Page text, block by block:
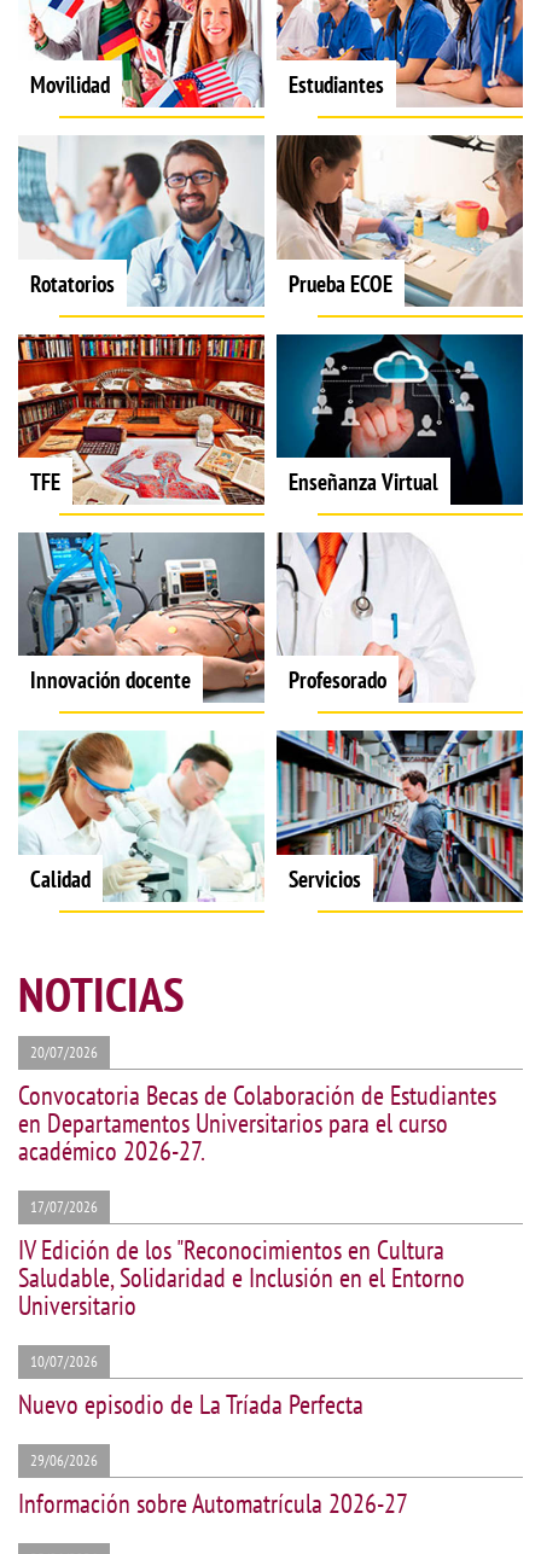
Movilidad Estudiantes
Rotatorios Prueba ECOE
TFE Enseñanza Virtual
Innovación docente Profesorado
Calidad Servicios
NOTICIAS
20/07/2026
Convocatoria Becas de Colaboración de Estudiantes
en Departamentos Universitarios para el curso
académico 2026-27.
17/07/2026
IV Edición de los "Reconocimientos en Cultura
Saludable, Solidaridad e Inclusión en el Entorno
Universitario
10/07/2026
Nuevo episodio de La Tríada Perfecta
29/06/2026
Información sobre Automatrícula 2026-27